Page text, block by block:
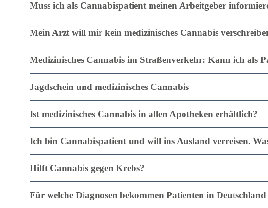
Muss ich als Cannabispatient meinen Arbeitgeber
Mein Arzt will mir kein medizinisches Cannabis
Medizinisches Cannabis im Straßenverkehr: Kann ich als
Jagdschein und medizinisches Cannabis
Ist medizinisches Cannabis in allen Apotheken erhältlich?
Ich bin Cannabispatient und will ins Ausland verreisen.
Hilft Cannabis gegen Krebs?
Für welche Diagnosen bekommen Patienten in